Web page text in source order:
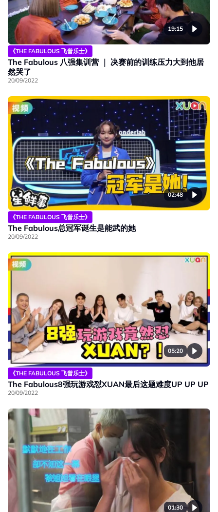
19:15
《THE FABULOUS 飞普乐士》
The Fabulous 八强集训营 ｜ 决赛前的训练压力大到他居
然哭了
20/09/2022
02:48
《THE FABULOUS 飞普乐士》
The Fabulous总冠军诞生是能武的她
20/09/2022
05:20
《THE FABULOUS 飞普乐士》
The Fabulous8强玩游戏怼XUAN最后这题难度UP UP UP
20/09/2022
01:30